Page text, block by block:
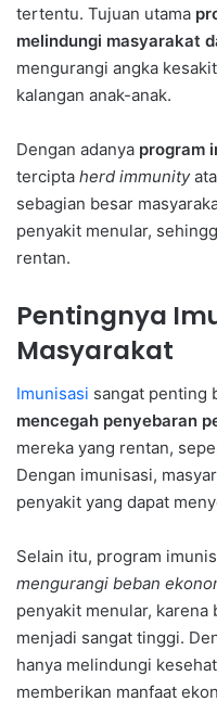
tertentu. Tujuan utama
melindungi masyarakat
mengurangi angka
kalangan anak-anak.
Dengan adanya program
tercipta herd immunity
sebagian besar
penyakit menular,
rentan.
Pentingnya
Masyarakat
Imunisasi sangat penting
mencegah penyebaran
mereka yang rentan,
Dengan imunisasi,
penyakit yang dapat
Selain itu, program
mengurangi beban
penyakit menular, karena
menjadi sangat tinggi.
hanya melindungi
memberikan manfaat